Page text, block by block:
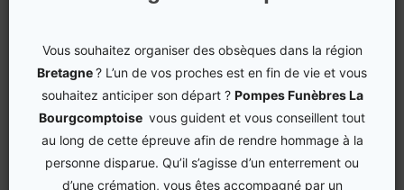
Vous souhaitez organiser des obsèques dans la région
Bretagne? L’un de vos proches est en fin de vie et vous
souhaitez anticiper son départ ? Pompes Funèbres La
Bourgcomptoise vous guident et vous conseillent tout
au long de cette épreuve afin de rendre hommage à la
personne disparue. Qu’il s’agisse d’un enterrement ou
d’une crémation, vous êtes accompagné par un